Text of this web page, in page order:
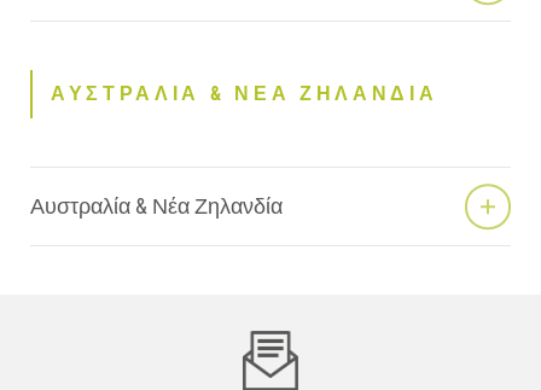
ΑΥΣΤΡΑΛΙΑ & ΝΕΑ ΖΗΛΑΝΔΙΑ
Αυστραλία & Νέα Ζηλανδία